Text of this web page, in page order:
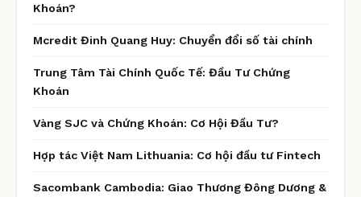
Khoán?
Mcredit Đinh Quang Huy: Chuyển đổi số tài chính
Trung Tâm Tài Chính Quốc Tế: Đầu Tư Chứng
Khoán
Vàng SJC và Chứng Khoán: Cơ Hội Đầu Tư?
Hợp tác Việt Nam Lithuania: Cơ hội đầu tư Fintech
Sacombank Cambodia: Giao Thương Đông Dương &